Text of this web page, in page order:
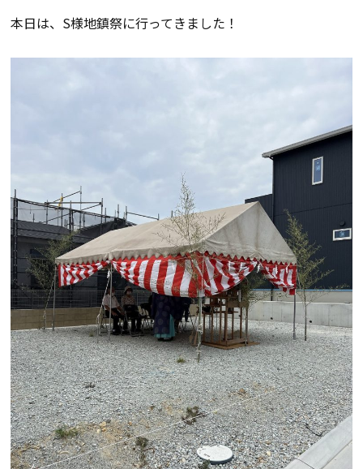
会員登録
手間ひまかけた家づくり
KATSUMIの標準仕様 和暮-なごみ-
素材とデザイン
耐震性能+制震性能
断熱・気密性能と快適性
長期優良住宅
本日は、S様地鎮祭に行ってきました！